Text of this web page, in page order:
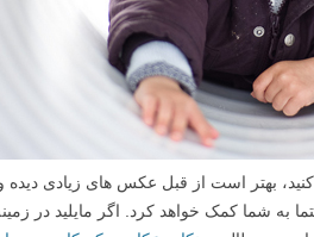
بهتر است از قبل عکس های زیادی دیده و
به شما کمک خواهد کرد. اگر مایلید در